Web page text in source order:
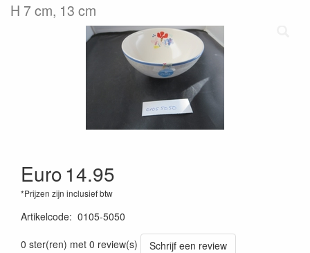
H 7 cm, 13 cm
Euro14.95
*Prijzen zijn inclusief btw
Artikelcode: 0105-5050
0 ster(ren) met 0 review(s)
Schrijf een review